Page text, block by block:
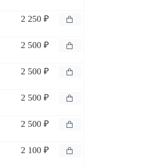
2 250 ₽
2 500 ₽
2 500 ₽
2 500 ₽
2 500 ₽
2 100 ₽